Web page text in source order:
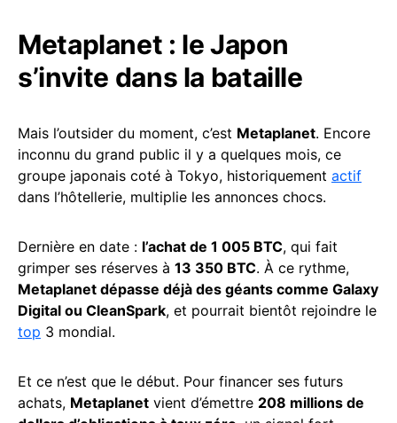
Metaplanet : le Japon
s’invite dans la bataille
Mais l’outsider du moment, c’est Metaplanet. Encore
inconnu du grand public il y a quelques mois, ce
groupe japonais coté à Tokyo, historiquement actif
dans l’hôtellerie, multiplie les annonces chocs.
Dernière en date : l’achat de 1 005 BTC, qui fait
grimper ses réserves à 13 350 BTC. À ce rythme,
Metaplanet dépasse déjà des géants comme Galaxy
Digital ou CleanSpark, et pourrait bientôt rejoindre le
top 3 mondial.
Et ce n’est que le début. Pour financer ses futurs
achats, Metaplanet vient d’émettre 208 millions de